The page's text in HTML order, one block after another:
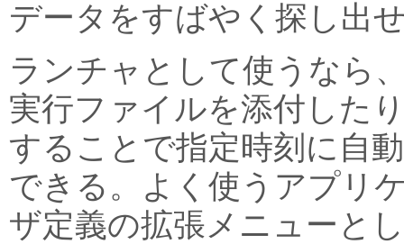
データをすばやく探し出
ランチャとして使うなら
実行ファイルを添付した
することで指定時刻に自
できる。よく使うアプリ
ザ定義の拡張メニューと